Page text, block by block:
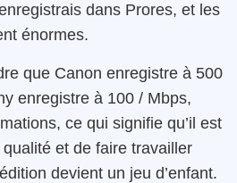
dans Prores, et les
énormes.
que Canon enregistre à 500
enregistre à 100 / Mbps,
ce qui signifie qu’il est
qualité et de faire travailler
devient un jeu d’enfant.